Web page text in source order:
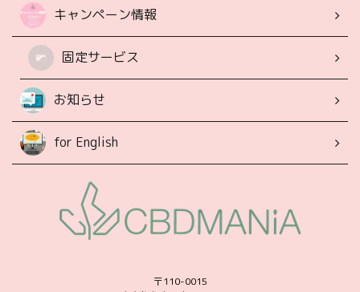
キャンペーン情報
固定サービス
お知らせ
for English
〒110-0015